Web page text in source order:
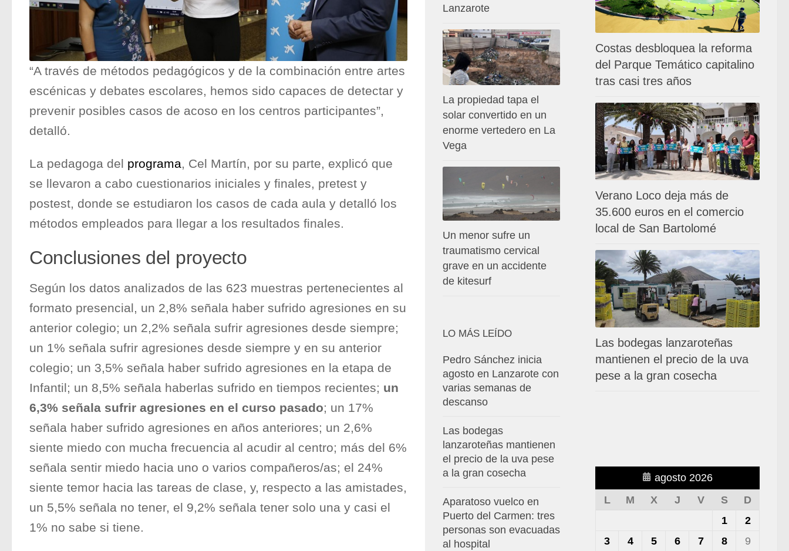
“A través de métodos pedagógicos y de la combinación entre artes
escénicas y debates escolares, hemos sido capaces de detectar y
prevenir posibles casos de acoso en los centros participantes”,
detalló.
La pedagoga del programa, Cel Martín, por su parte, explicó que
se llevaron a cabo cuestionarios iniciales y finales, pretest y
postest, donde se estudiaron los casos de cada aula y detalló los
métodos empleados para llegar a los resultados finales.
Conclusiones del proyecto
Según los datos analizados de las 623 muestras pertenecientes al
formato presencial, un 2,8% señala haber sufrido agresiones en su
anterior colegio; un 2,2% señala sufrir agresiones desde siempre;
un 1% señala sufrir agresiones desde siempre y en su anterior
colegio; un 3,5% señala haber sufrido agresiones en la etapa de
Infantil; un 8,5% señala haberlas sufrido en tiempos recientes; un
6,3% señala sufrir agresiones en el curso pasado; un 17%
señala haber sufrido agresiones en años anteriores; un 2,6%
siente miedo con mucha frecuencia al acudir al centro; más del 6%
señala sentir miedo hacia uno o varios compañeros/as; el 24%
siente temor hacia las tareas de clase, y, respecto a las amistades,
un 5,5% señala no tener, el 9,2% señala tener solo una y casi el
1% no sabe si tiene.
Costas desbloquea la reforma
del Parque Temático capitalino
tras casi tres años
Verano Loco deja más de
35.600 euros en el comercio
local de San Bartolomé
Las bodegas lanzaroteñas
mantienen el precio de la uva
pese a la gran cosecha
agosto 2026
L
M X J V S
D
1
2
3
4 5 6 7 8
9
Lanzarote
La propiedad tapa el
solar convertido en un
enorme vertedero en La
Vega
Un menor sufre un
traumatismo cervical
grave en un accidente
de kitesurf
LO MÁS LEÍDO
Pedro Sánchez inicia
agosto en Lanzarote con
varias semanas de
descanso
Las bodegas
lanzaroteñas mantienen
el precio de la uva pese
a la gran cosecha
Aparatoso vuelco en
Puerto del Carmen: tres
personas son evacuadas
al hospital